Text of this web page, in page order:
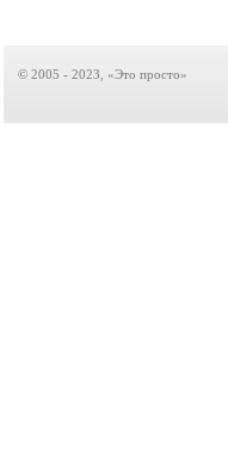
© 2005 - 2023, «Это просто»